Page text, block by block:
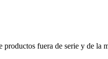
fuera de serie y de la